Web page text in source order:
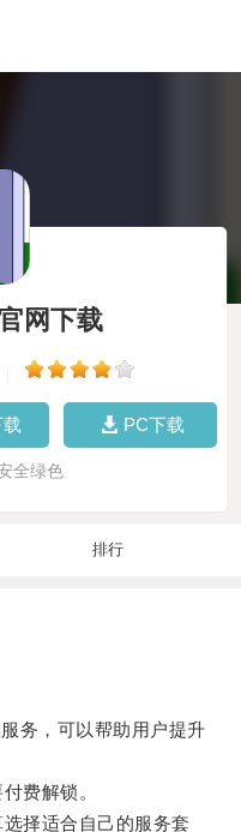
网下载
PC下载
全绿色
排行
，可以帮助用户提升
费解锁。
择适合自己的服务套